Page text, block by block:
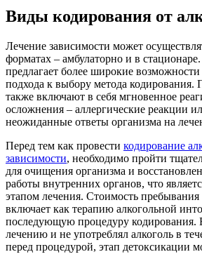
Виды кодирования от
Лечение зависимости может
форматах – амбулаторно и в
предлагает более широкие
подхода к выбору метода кодирования.
также включают в себя мгновенное
осложнения – аллергические реакции
неожиданные ответы организма на
Перед тем как провести кодирование
зависимости, необходимо пройти
для очищения организма и
работы внутренних органов, что
этапом лечения. Стоимость
включает как терапию алкогольной
последующую процедуру кодирования.
лечению и не употреблял алкоголь в
перед процедурой, этап детоксикации